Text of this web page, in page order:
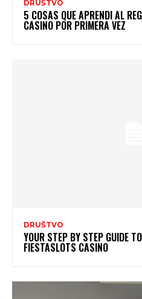
DRUŠTVO
5 COSAS QUE APRENDI AL
CASINO POR PRIMERA VEZ
DRUŠTVO
YOUR STEP BY STEP GUIDE
FIESTASLOTS CASINO